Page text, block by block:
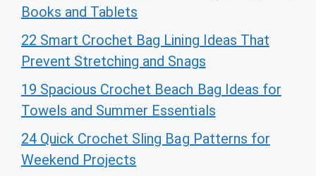
Books and Tablets
22 Smart Crochet Bag Lining Ideas That
Prevent Stretching and Snags
19 Spacious Crochet Beach Bag Ideas for
Towels and Summer Essentials
24 Quick Crochet Sling Bag Patterns for
Weekend Projects